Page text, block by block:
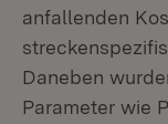
anfallenden
Daneben
Parameter wie